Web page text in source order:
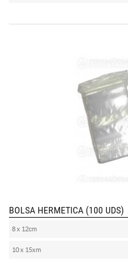
BOLSA HERMETICA (100 UDS)
8 x 12cm
10 x 15xm